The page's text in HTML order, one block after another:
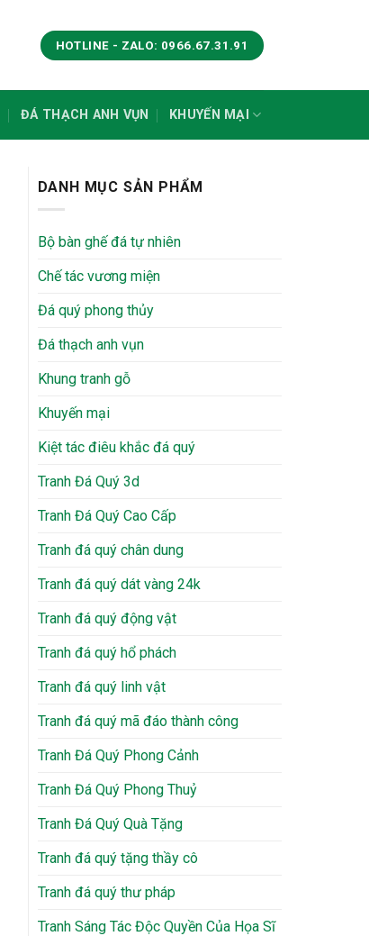
HOTLINE - ZALO: 0966.67.31.91
ĐÁ THẠCH ANH VỤN KHUYẾN MẠI
DANH MỤC SẢN PHẨM
Bộ bàn ghế đá tự nhiên
Chế tác vương miện
Đá quý phong thủy
Đá thạch anh vụn
Khung tranh gỗ
Khuyến mại
Kiệt tác điêu khắc đá quý
Tranh Đá Quý 3d
Tranh Đá Quý Cao Cấp
Tranh đá quý chân dung
Tranh đá quý dát vàng 24k
Tranh đá quý động vật
Tranh đá quý hổ phách
Tranh đá quý linh vật
Tranh đá quý mã đáo thành công
Tranh Đá Quý Phong Cảnh
Tranh Đá Quý Phong Thuỷ
Tranh Đá Quý Quà Tặng
Tranh đá quý tặng thầy cô
Tranh đá quý thư pháp
Tranh Sáng Tác Độc Quyền Của Họa Sĩ